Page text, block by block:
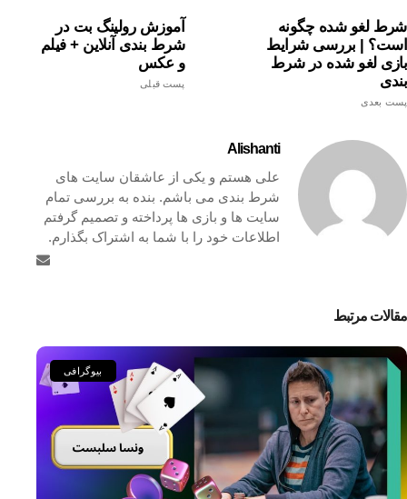
آموزش رولینگ بت در
شرط بندی آنلاین + فیلم
و عکس
پست قبلی
شرط لغو شده چگونه
است؟ | بررسی شرایط
بازی لغو شده در شرط
بندی
پست بعدی
Alishanti
علی هستم و یکی از عاشقان سایت های
شرط بندی می باشم. بنده به بررسی تمام
سایت ها و بازی ها پرداخته و تصمیم گرفتم
اطلاعات خود را با شما به اشتراک بگذارم.
مقالات مرتبط
بیوگرافی